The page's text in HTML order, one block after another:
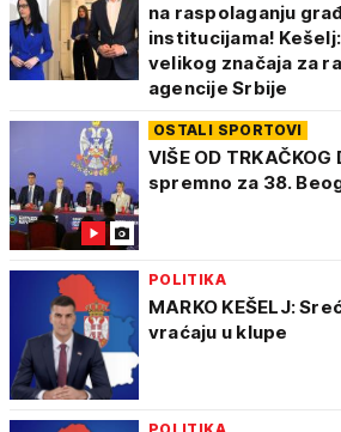
na raspolaganju
institucijama!
velikog značaja za
agencije Srbije
OSTALI SPORTOVI
VIŠE OD
spremno za 38.
POLITIKA
MARKO KEŠELJ:
vraćaju u klupe